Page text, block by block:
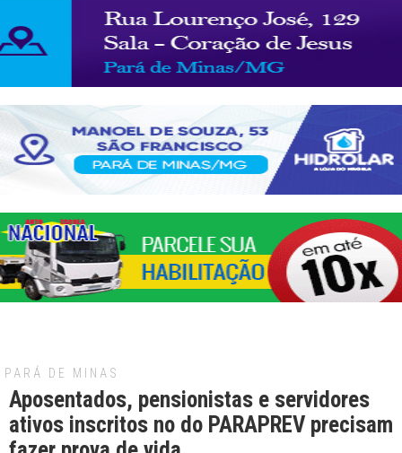
PARÁ DE MINAS
Aposentados, pensionistas e servidores
ativos inscritos no do PARAPREV precisam